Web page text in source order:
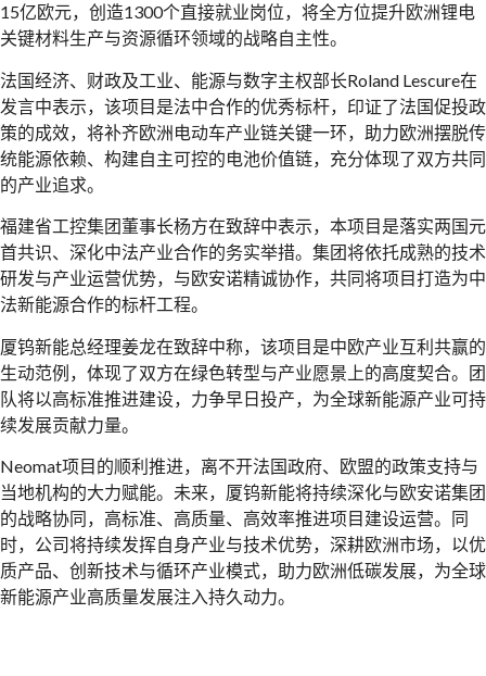
15亿欧元，创造1300个直接就业岗位，将全方位提升欧洲锂电
关键材料生产与资源循环领域的战略自主性。
法国经济、财政及工业、能源与数字主权部长Roland Lescure在
发言中表示，该项目是法中合作的优秀标杆，印证了法国促投政
策的成效，将补齐欧洲电动车产业链关键一环，助力欧洲摆脱传
统能源依赖、构建自主可控的电池价值链，充分体现了双方共同
的产业追求。
福建省工控集团董事长杨方在致辞中表示，本项目是落实两国元
首共识、深化中法产业合作的务实举措。集团将依托成熟的技术
研发与产业运营优势，与欧安诺精诚协作，共同将项目打造为中
法新能源合作的标杆工程。
厦钨新能总经理姜龙在致辞中称，该项目是中欧产业互利共赢的
生动范例，体现了双方在绿色转型与产业愿景上的高度契合。团
队将以高标准推进建设，力争早日投产，为全球新能源产业可持
续发展贡献力量。
Neomat项目的顺利推进，离不开法国政府、欧盟的政策支持与
当地机构的大力赋能。未来，厦钨新能将持续深化与欧安诺集团
的战略协同，高标准、高质量、高效率推进项目建设运营。同
时，公司将持续发挥自身产业与技术优势，深耕欧洲市场，以优
质产品、创新技术与循环产业模式，助力欧洲低碳发展，为全球
新能源产业高质量发展注入持久动力。